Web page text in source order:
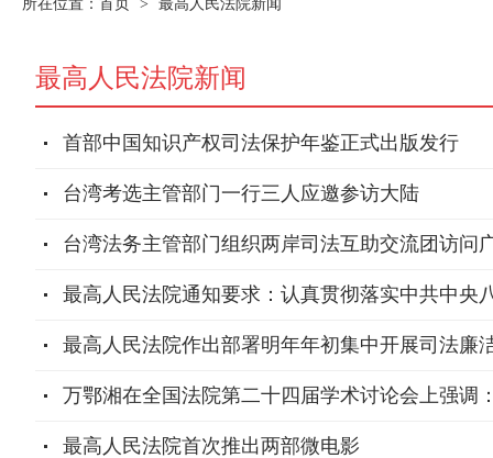
>
最高人民法院新闻
首部中国知识产权司法保护年鉴正式出版发行
台湾考选主管部门一行三人应邀参访大陆
台湾法务主管部门组织两岸司法互助交流团访问
最高人民法院通知要求：认真贯彻落实中共中央
最高人民法院作出部署明年年初集中开展司法廉
万鄂湘在全国法院第二十四届学术讨论会上强调
最高人民法院首次推出两部微电影